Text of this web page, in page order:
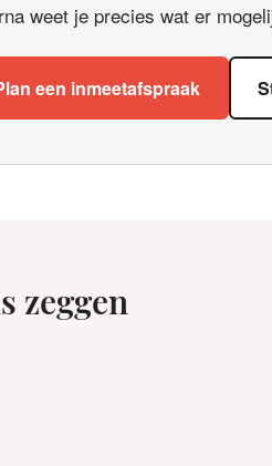
weet je precies wat er
een inmeetafspraak
zeggen